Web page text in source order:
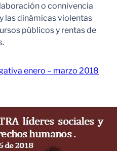
o connivencia
las dinámicas violentas
públicos y rentas de
enero – marzo 2018